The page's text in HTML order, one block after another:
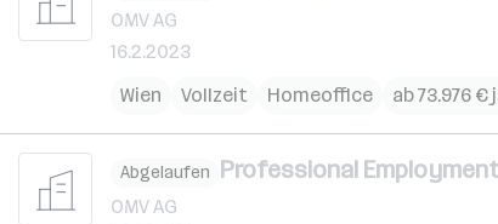
OMV AG
16.2.2023
Wien
Vollzeit Homeoffice ab 73.976 €
Abgelaufen Professional
OMV AG